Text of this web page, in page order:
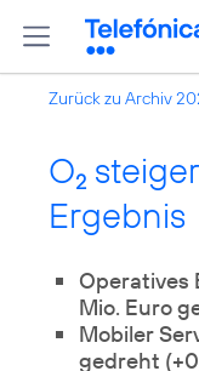
Zurück zu Archiv
O2
Ergebnis
Operatives
Mio. Euro
Mobiler
gedreht